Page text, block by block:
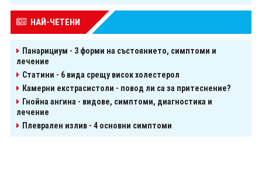
НАЙ-ЧЕТЕНИ
Панарициум - 3 форми на състоянието, симптоми и
лечение
Статини - 6 вида срещу висок холестерол
Камерни екстрасистоли - повод ли са за притеснение?
Гнойна ангина - видове, симптоми, диагностика и
лечение
Плеврален излив - 4 основни симптоми